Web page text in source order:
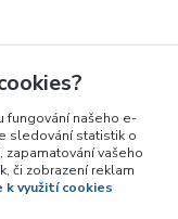
fungování našeho e-
sledování statistik o
vašeho
či zobrazení reklam
k využití cookies